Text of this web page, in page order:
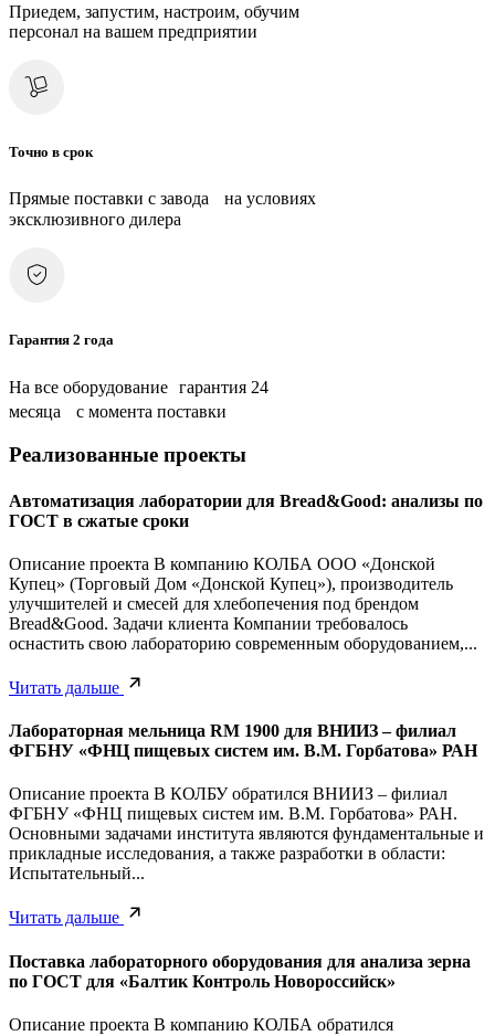
Приедем, запустим, настроим, обучим
персонал на вашем предприятии
Точно в срок
Прямые поставки с завода на условиях
эксклюзивного дилера
Гарантия 2 года
На все оборудование гарантия 24
месяца с момента поставки
Реализованные проекты
Автоматизация лаборатории для Bread&Good: анализы по
ГОСТ в сжатые сроки
Описание проекта В компанию КОЛБА ООО «Донской
Купец» (Торговый Дом «Донской Купец»), производитель
улучшителей и смесей для хлебопечения под брендом
Bread&Good. Задачи клиента Компании требовалось
оснастить свою лабораторию современным оборудованием,...
Читать дальше
Лабораторная мельница RM 1900 для ВНИИЗ – филиал
ФГБНУ «ФНЦ пищевых систем им. В.М. Горбатова» РАН
Описание проекта В КОЛБУ обратился ВНИИЗ – филиал
ФГБНУ «ФНЦ пищевых систем им. В.М. Горбатова» РАН.
Основными задачами института являются фундаментальные и
прикладные исследования, а также разработки в области:
Испытательный...
Читать дальше
Поставка лабораторного оборудования для анализа зерна
по ГОСТ для «Балтик Контроль Новороссийск»
Описание проекта В компанию КОЛБА обратился